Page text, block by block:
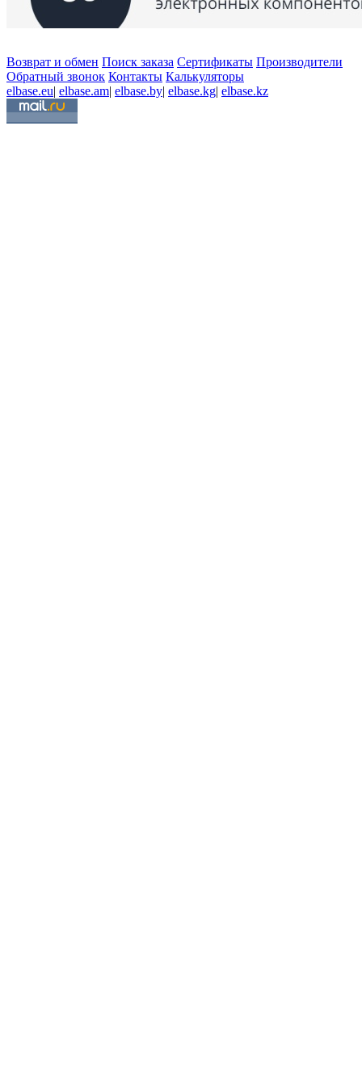
Возврат и обмен Поиск заказа Сертификаты Производители
Обратный звонок Контакты Калькуляторы
elbase.eu| elbase.am| elbase.by| elbase.kg| elbase.kz